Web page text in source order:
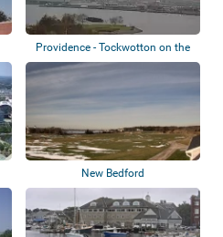
Providence - Tockwotton on the
Waterfron...
New Bedford